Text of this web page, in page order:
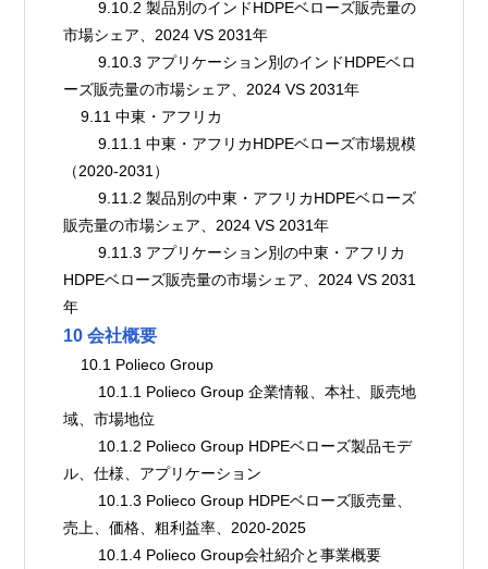
        9.10.2 製品別のインドHDPEベローズ販売量の
市場シェア、2024 VS 2031年
        9.10.3 アプリケーション別のインドHDPEベロ
ーズ販売量の市場シェア、2024 VS 2031年
    9.11 中東・アフリカ
        9.11.1 中東・アフリカHDPEベローズ市場規模
（2020-2031）
        9.11.2 製品別の中東・アフリカHDPEベローズ
販売量の市場シェア、2024 VS 2031年
        9.11.3 アプリケーション別の中東・アフリカ
HDPEベローズ販売量の市場シェア、2024 VS 2031
年
10 会社概要
    10.1 Polieco Group
域、市場地位
ル、仕様、アプリケーション
売上、価格、粗利益率、2020-2025
        10.1.4 Polieco Group会社紹介と事業概要